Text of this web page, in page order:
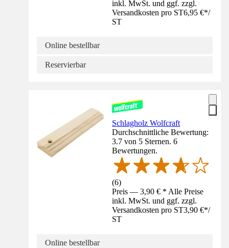
inkl. MwSt. und ggf. zzgl.
Versandkosten pro ST6,95 €*/
ST
Online bestellbar
Reservierbar
Schlagholz Wolfcraft
Durchschnittliche Bewertung:
3.7 von 5 Sternen. 6
Bewertungen.
(6)
Preis — 3,90 € * Alle Preise
inkl. MwSt. und ggf. zzgl.
Versandkosten pro ST3,90 €*/
ST
Online bestellbar